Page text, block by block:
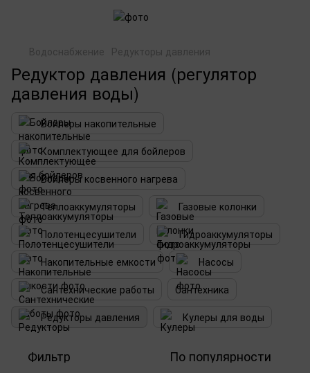
Водоснабжение Редукторы давления
Редуктор давления (регулятор
давления воды)
Бойлеры накопительные
Комплектующее для бойлеров
Бойлеры косвенного нагрева
Теплоаккумуляторы
Газовые колонки
Полотенцесушители
Гидроаккумуляторы
Накопительные емкости
Насосы
Сантехнические работы
Сантехника
Редукторы давления
Кулеры для воды
Фильтр По популярности